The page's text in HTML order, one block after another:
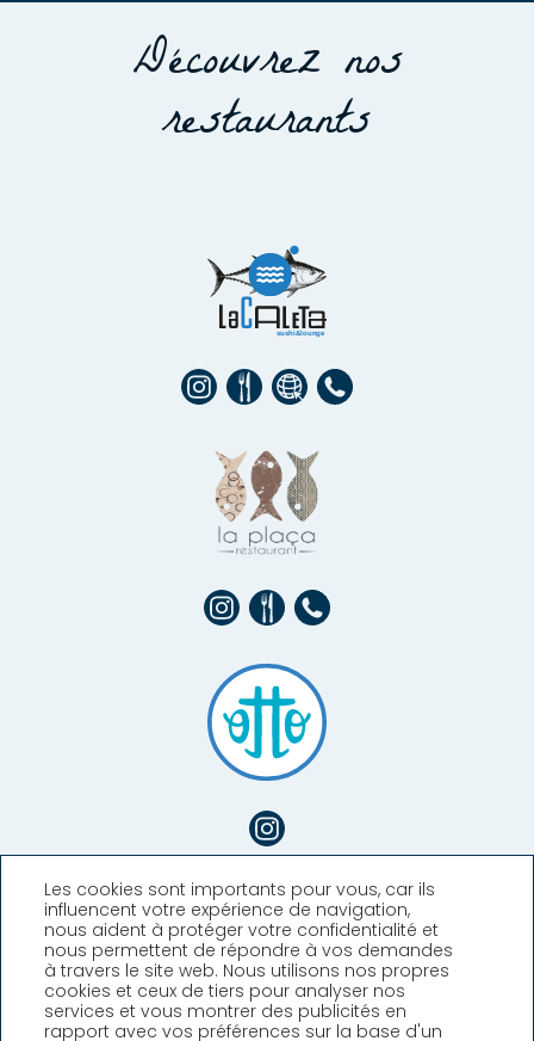
Découvrez nos
restaurants
Les cookies sont importants pour vous, car ils
influencent votre expérience de navigation,
nous aident à protéger votre confidentialité et
nous permettent de répondre à vos demandes
à travers le site web. Nous utilisons nos propres
cookies et ceux de tiers pour analyser nos
services et vous montrer des publicités en
rapport avec vos préférences sur la base d'un